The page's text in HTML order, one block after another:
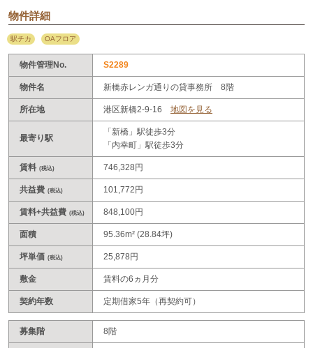
物件詳細
駅チカ OAフロア
物件管理No. S2289
物件名 新橋赤レンガ通りの貸事務所 8階
所在地 港区新橋2-9-16 地図を見る
最寄り駅
「新橋」駅徒歩3分
「内幸町」駅徒歩3分
賃料 (税込) 746,328円
共益費 (税込) 101,772円
賃料+共益費 (税込) 848,100円
面積 95.36m² (28.84坪)
坪単価 (税込) 25,878円
敷金 賃料の6ヵ月分
契約年数 定期借家5年（再契約可）
募集階 8階